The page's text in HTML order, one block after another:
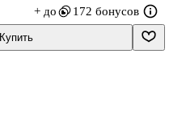
+ до 172 бонусов
Купить